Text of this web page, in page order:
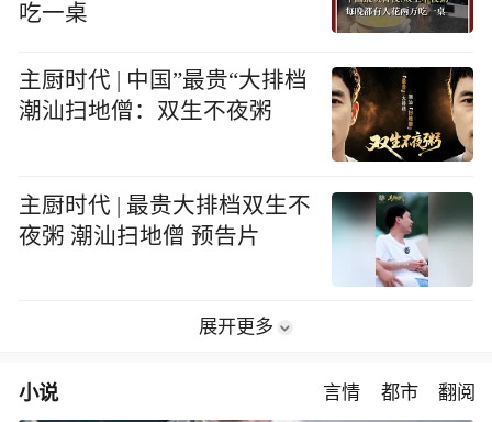
吃一桌
主厨时代 | 中国”最贵“大排档
潮汕扫地僧：双生不夜粥
主厨时代 | 最贵大排档双生不
夜粥 潮汕扫地僧 预告片
展开更多
小说 言情 都市 翻阅